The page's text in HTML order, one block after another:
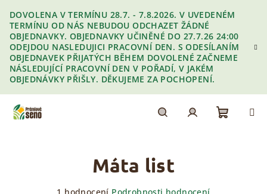
obsah
DOVOLENA V TERMÍNU 28.7. - 7.8.2026. V UVEDENÉM
TERMÍNU OD NÁS NEBUDOU ODCHAZET ŽÁDNÉ
OBJEDNAVKY. OBJEDNAVKY UČINĚNÉ DO 27.7.26 24:00
ODEJDOU NASLEDUJICI PRACOVNÍ DEN. S ODESÍLANÍM
OBJEDNAVEK PŘIJATÝCH BĚHEM DOVOLENÉ ZAČNEME
NÁSLEDUJÍCÍ PRACOVNÍ DEN V POŘADÍ, V JAKÉM
OBJEDNÁVKY PŘIŠLY. DĚKUJEME ZA POCHOPENÍ.
Máta list